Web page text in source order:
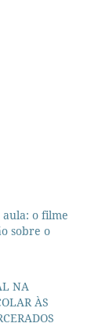
o filme
sobre o
NA
ÀS